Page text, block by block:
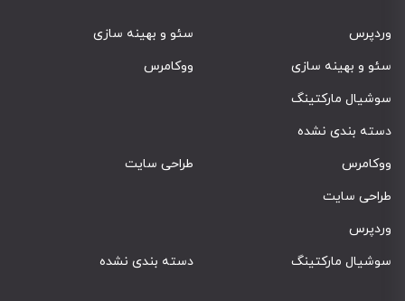
وردپرس
سئو و بهینه سازی
سوشیال مارکتینگ
دسته بندی نشده
سئو و بهینه سازی
ووکامرس
ووکامرس
طراحی سایت
وردپرس
طراحی سایت
سوشیال مارکتینگ دسته بندی نشده